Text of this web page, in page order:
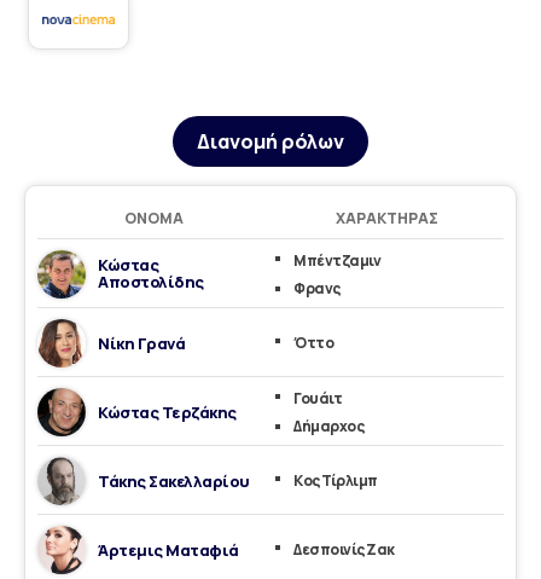
Διανομή ρόλων
ΌΝΟΜΑ ΧΑΡΑΚΤΉΡΑΣ
Κώστας
Αποστολίδης
Μπέντζαμιν
Φρανς
Νίκη Γρανά Όττο
Κώστας Τερζάκης
Γουάιτ
Δήμαρχος
Τάκης Σακελλαρίου Κος Τίρλιμπ
Άρτεμις Ματαφιά Δεσποινίς Ζακ